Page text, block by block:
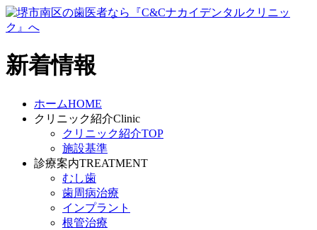
新着情報
ホームHOME
クリニック紹介Clinic
クリニック紹介TOP
施設基準
診療案内TREATMENT
むし歯
歯周病治療
インプラント
根管治療